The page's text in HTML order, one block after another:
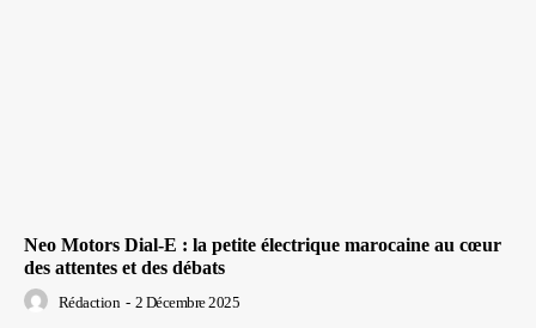
Neo Motors Dial-E : la petite électrique marocaine au cœur
des attentes et des débats
Rédaction - 2 Décembre 2025